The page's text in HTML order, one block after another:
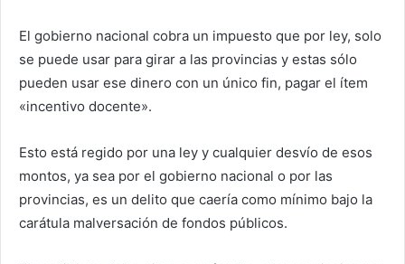
El gobierno nacional cobra un impuesto que por ley, solo
se puede usar para girar a las provincias y estas sólo
pueden usar ese dinero con un único fin, pagar el ítem
«incentivo docente».
Esto está regido por una ley y cualquier desvío de esos
montos, ya sea por el gobierno nacional o por las
provincias, es un delito que caería como mínimo bajo la
carátula malversación de fondos públicos.